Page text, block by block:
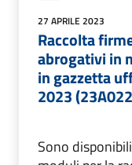
27 APRILE 2023
Raccolta
abrogativi in
in gazzetta
2023
Sono